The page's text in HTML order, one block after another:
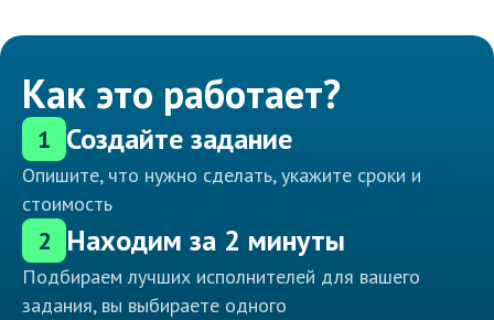
Как это работает?
1 Создайте задание
Опишите, что нужно сделать, укажите сроки и
стоимость
2 Находим за 2 минуты
Подбираем лучших исполнителей для вашего
задания, вы выбираете одного